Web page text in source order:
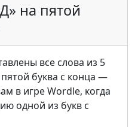
на пятой
все слова из 5
пятой буква с конца —
в игре Wordle, когда
одной из букв с